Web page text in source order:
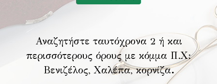
Αναζητήστε ταυτόχρονα 2 ή και
περισσότερους όρους με κόμμα Π.Χ:
Βενιζέλος, Χαλέπα, κορνίζα.